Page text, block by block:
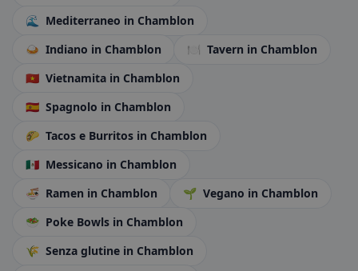
🌊
Mediterraneo in Chamblon
🍛 Indiano in Chamblon 🍽️ Tavern in Chamblon
🇻🇳 Vietnamita in Chamblon
🇪🇸 Spagnolo in Chamblon
🌮 Tacos e Burritos in Chamblon
🇲🇽 Messicano in Chamblon
🍜 Ramen in Chamblon 🌱 Vegano in Chamblon
🥗 Poke Bowls in Chamblon
🌾 Senza glutine in Chamblon